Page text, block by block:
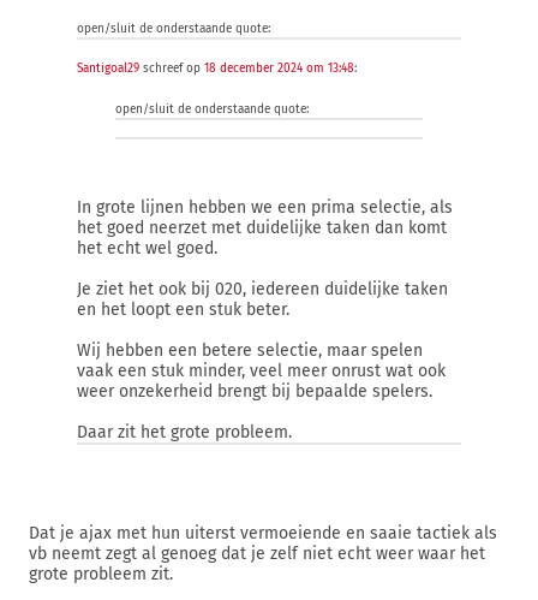
open/sluit de onderstaande quote:
Santigoal29 schreef op 18 december 2024 om 13:48:
open/sluit de onderstaande quote:
In grote lijnen hebben we een prima selectie, als
het goed neerzet met duidelijke taken dan komt
het echt wel goed.
Je ziet het ook bij 020, iedereen duidelijke taken
en het loopt een stuk beter.
Wij hebben een betere selectie, maar spelen
vaak een stuk minder, veel meer onrust wat ook
weer onzekerheid brengt bij bepaalde spelers.
Daar zit het grote probleem.
Dat je ajax met hun uiterst vermoeiende en saaie tactiek als
vb neemt zegt al genoeg dat je zelf niet echt weer waar het
grote probleem zit.